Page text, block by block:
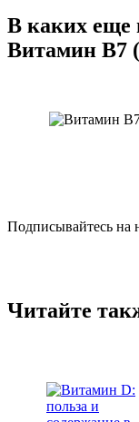
В каких еще
Витамин B7
Подписывайтесь на
Читайте